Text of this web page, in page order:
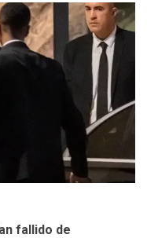
de
a Cámara
para reforma
Libre
fallido de